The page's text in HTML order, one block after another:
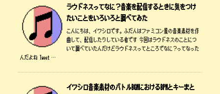
ラウドネスってなに？音楽を配信するときに気をつけ
たいことをいろいろと調べてみた
こんにちは、イワシロです。ふだんはファミコン風の音楽素材を作
曲して、配信したりしている者です 今回はラウドネスのことにつ
いて調べていたんだけどラウドネスってところでなに？ってなった
んだよね Tweet …
イワシロ音楽素材のバトルBGMにおけるBPMとキーまと